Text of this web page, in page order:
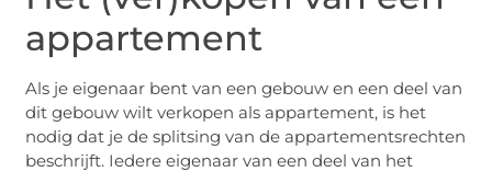
appartement
Als je eigenaar bent van een gebouw en een deel van
dit gebouw wilt verkopen als appartement, is het
nodig dat je de splitsing van de appartementsrechten
beschrijft. Iedere eigenaar van een deel van het